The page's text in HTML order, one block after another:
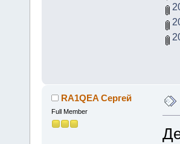
RA1QEA Сергей
Full Member